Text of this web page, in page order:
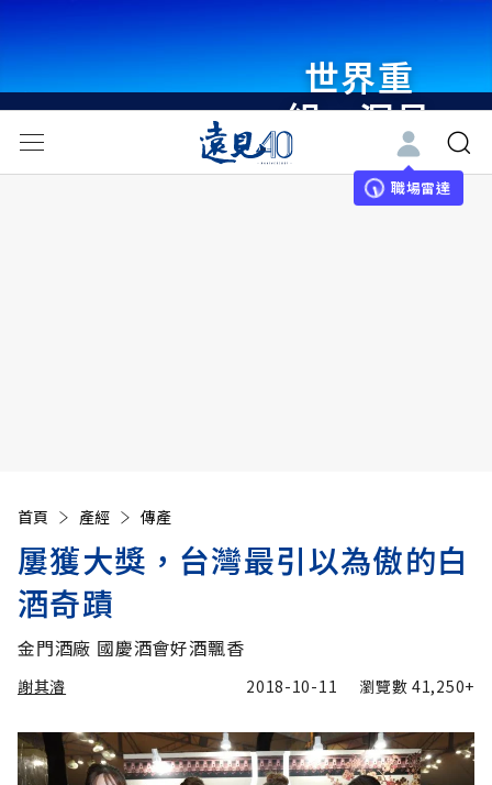
世界重
組・洞見
未來 與
世界領袖
職場雷達
首頁 產經 傳產
屢獲大獎，台灣最引以為傲的白
酒奇蹟
金門酒廠 國慶酒會好酒飄香
謝其濬 2018-10-11 瀏覽數41,250+